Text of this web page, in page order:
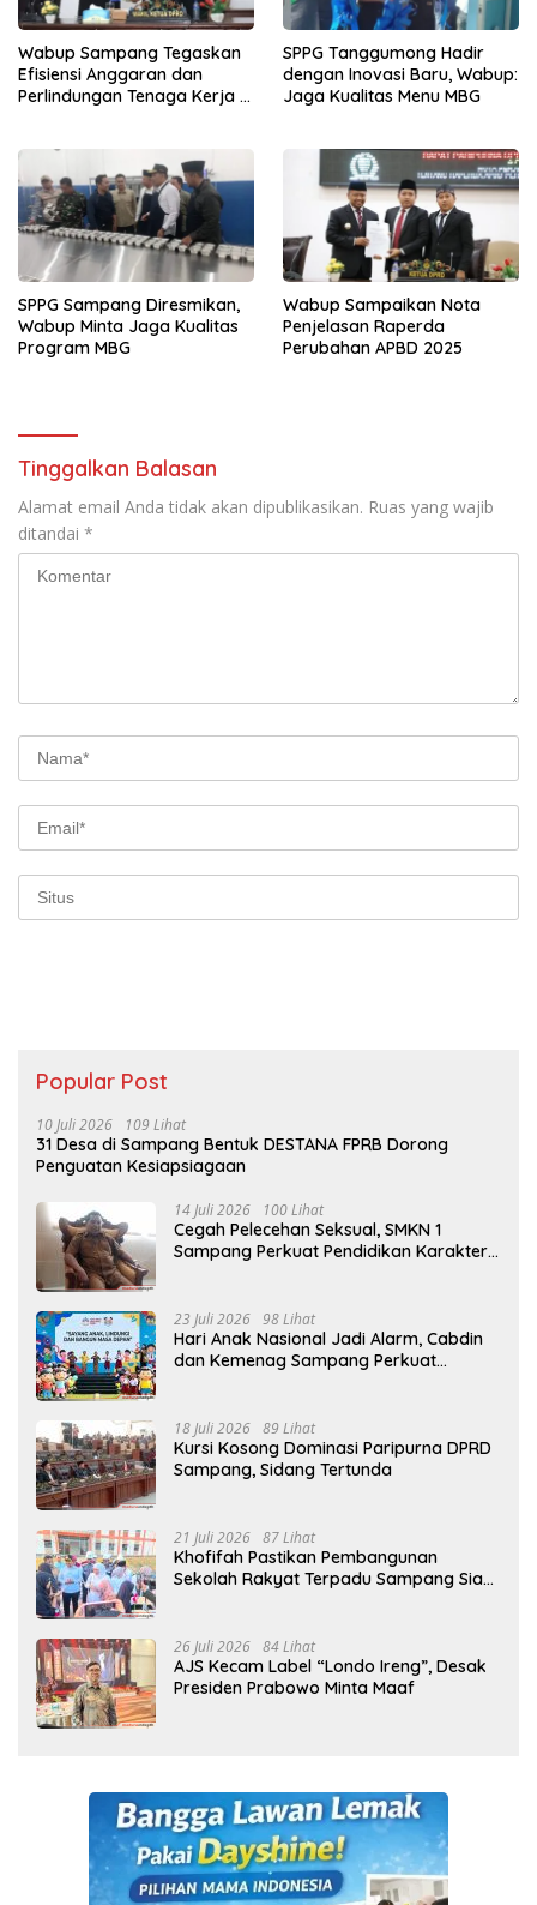
Wabup Sampang Tegaskan
Efisiensi Anggaran dan
Perlindungan Tenaga Kerja di
SPPG Tanggumong Hadir
dengan Inovasi Baru, Wabup:
Jaga Kualitas Menu MBG
SPPG Sampang Diresmikan,
Wabup Minta Jaga Kualitas
Program MBG
Wabup Sampaikan Nota
Penjelasan Raperda
Perubahan APBD 2025
Tinggalkan Balasan
Alamat email Anda tidak akan dipublikasikan. Ruas yang wajib
ditandai *
Popular Post
10 Juli 2026 109 Lihat
31 Desa di Sampang Bentuk DESTANA FPRB Dorong
Penguatan Kesiapsiagaan
14 Juli 2026 100 Lihat
Cegah Pelecehan Seksual, SMKN 1
Sampang Perkuat Pendidikan Karakter
23 Juli 2026 98 Lihat
Hari Anak Nasional Jadi Alarm, Cabdin
dan Kemenag Sampang Perkuat
18 Juli 2026 89 Lihat
Kursi Kosong Dominasi Paripurna DPRD
Sampang, Sidang Tertunda
21 Juli 2026 87 Lihat
Khofifah Pastikan Pembangunan
Sekolah Rakyat Terpadu Sampang Siap
26 Juli 2026 84 Lihat
AJS Kecam Label “Londo Ireng”, Desak
Presiden Prabowo Minta Maaf